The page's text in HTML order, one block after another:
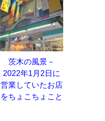
茨木の風景－
2022年1月2日に
営業していたお店
をちょこちょこと